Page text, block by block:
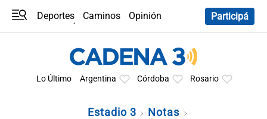
Deportes Caminos
Opinión
Participá
Lo Último Argentina Córdoba Rosario
Estadio 3 Notas